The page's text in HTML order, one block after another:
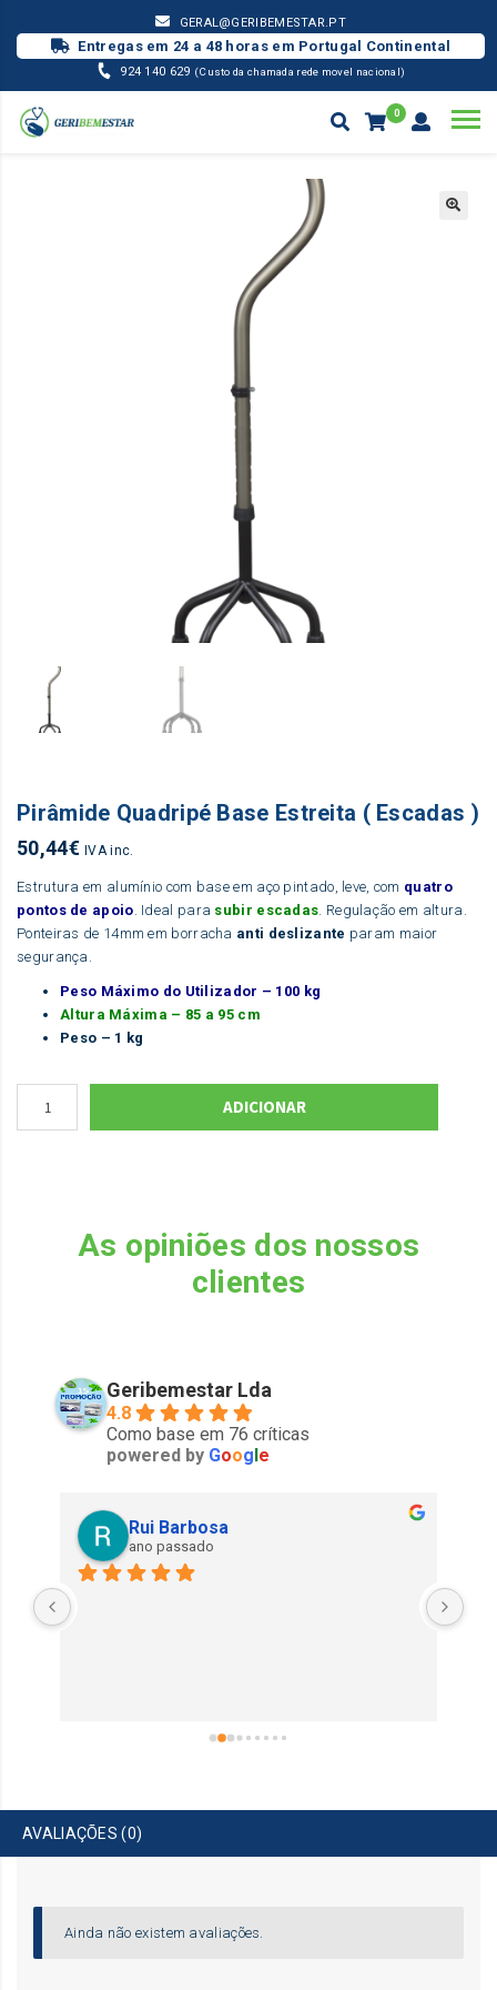
GERAL@GERIBEMESTAR.PT
Entregas em 24 a 48 horas em Portugal Continental
924 140 629 (Custo da chamada rede movel nacional)
0
MOBILIDADE PIRÂMIDE QUADRIPÉ BASE ESTREITA ( ESCADAS )
Pirâmide Quadripé Base Estreita ( Escadas )
50,44€ IVA inc.
Estrutura em alumínio com base em aço pintado, leve, com quatro
pontos de apoio . Ideal para subir escadas . Regulação em altura.
Ponteiras de 14mm em borracha anti deslizante param maior
segurança.
Peso Máximo do Utilizador – 100 kg
Altura Máxima – 85 a 95 cm
Peso – 1 kg
ADICIONAR
As opiniões dos nossos
clientes
Geribemestar Lda
4.8
Como base em 76 críticas
powered by Goog e
Rui Barbosa
ano passado
AVALIAÇÕES (0)
Ainda não existem avaliações.